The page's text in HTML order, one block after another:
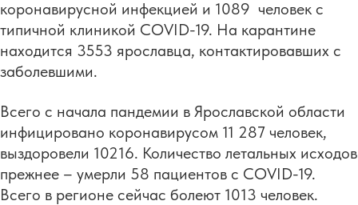
коронавирусной инфекцией и 1089 человек с
типичной клиникой COVID-19. На карантине
находится 3553 ярославца, контактировавших с
заболевшими.
Всего с начала пандемии в Ярославской области
инфицировано коронавирусом 11 287 человек,
выздоровели 10216. Количество летальных исходов
прежнее – умерли 58 пациентов с COVID-19.
Всего в регионе сейчас болеют 1013 человек.